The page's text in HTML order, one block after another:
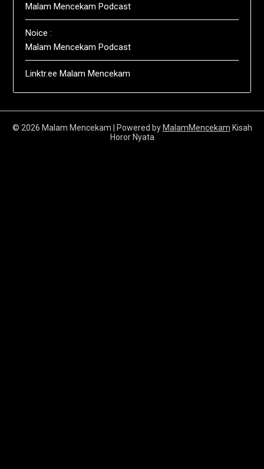
Malam Mencekam Podcast
Noice :
Malam Mencekam Podcast
Linktr.ee Malam Mencekam
© 2026 Malam Mencekam | Powered by MalamMencekam Kisah
Horor Nyata